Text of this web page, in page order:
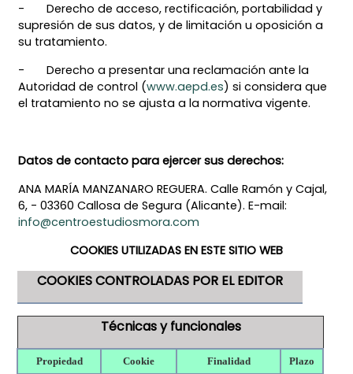
- Derecho de acceso, rectificación, portabilidad y
supresión de sus datos, y de limitación u oposición a
su tratamiento.
- Derecho a presentar una reclamación ante la
Autoridad de control (www.aepd.es) si considera que
el tratamiento no se ajusta a la normativa vigente.
Datos de contacto para ejercer sus derechos:
ANA MARÍA MANZANARO REGUERA. Calle Ramón y Cajal,
6, - 03360 Callosa de Segura (Alicante). E-mail:
info@centroestudiosmora.com
COOKIES UTILIZADAS EN ESTE SITIO WEB
COOKIES CONTROLADAS POR EL EDITOR
Técnicas y funcionales
Propiedad Cookie Finalidad Plazo